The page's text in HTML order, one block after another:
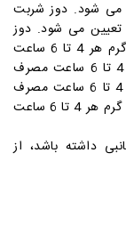
بالای 6 ماه تجویز می شود. دوز شربت
تعیین می شود. دوز
معمول برای کودکان 6 ماه تا 2 سال 12.5 میلی گرم هر 4 تا 6 ساعت
است. کودکان 2 تا 6 سال باید 25 میلی گرم هر 4 تا 6 ساعت مصرف
کنند. کودکان 6 تا 12 سال باید 50 میلی گرم هر 4 تا 6 ساعت مصرف
کنند. کودکان 12 سال به بالا باید 50 تا 100 میلی گرم هر 4 تا 6 ساعت
داشته باشد، از